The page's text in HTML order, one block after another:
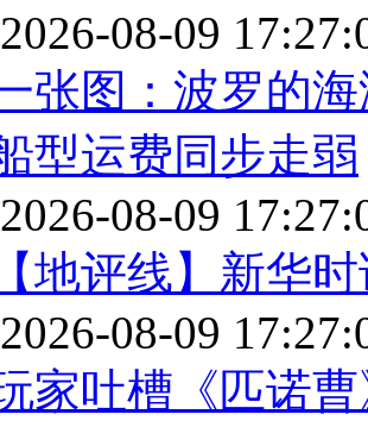
2026-08-09
张图：波罗的
型运费同步走弱
2026-08-09
【地评线】新华
2026-08-09
家吐槽《匹诺